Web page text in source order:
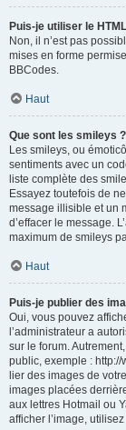
Puis-je utiliser le
Non, il n’est pas
mises en forme
BBCodes.
Haut
Que sont les smileys ?
Les smileys, ou
sentiments avec un
liste complète des
Essayez toutefois de
message illisible et un
d’effacer le message.
maximum de smileys
Haut
Puis-je publier des
Oui, vous pouvez
l’administrateur a
sur le forum.
public, exemple :
lier des images de
images placées
aux lettres Hotmail ou
afficher l’image,